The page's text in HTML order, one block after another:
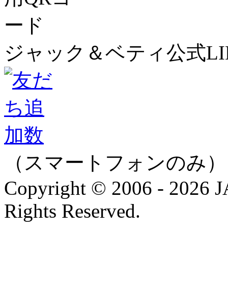
ジャック＆ベティ公式
（スマートフォンのみ）
Copyright © 2006 - 2026
Rights Reserved.